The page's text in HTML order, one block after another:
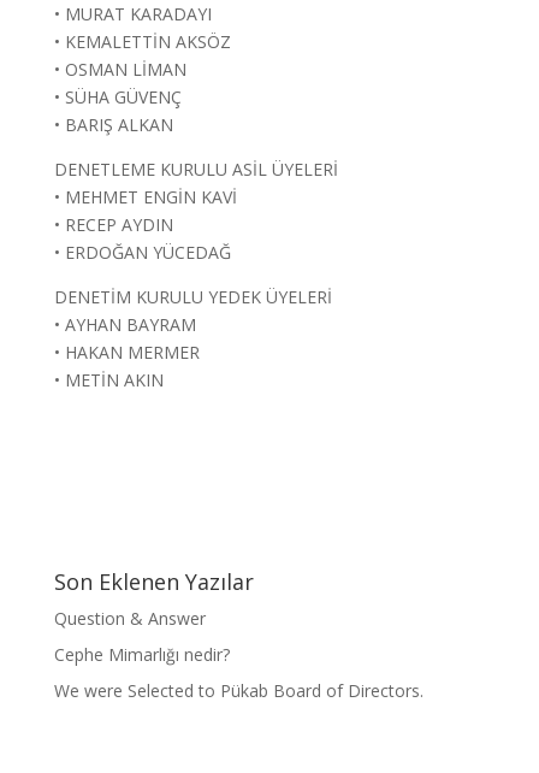
• MURAT KARADAYI
• KEMALETTİN AKSÖZ
• OSMAN LİMAN
• SÜHA GÜVENÇ
• BARIŞ ALKAN
DENETLEME KURULU ASİL ÜYELERİ
• MEHMET ENGİN KAVİ
• RECEP AYDIN
• ERDOĞAN YÜCEDAĞ
DENETİM KURULU YEDEK ÜYELERİ
• AYHAN BAYRAM
• HAKAN MERMER
• METİN AKIN
Son Eklenen Yazılar
Question & Answer
Cephe Mimarlığı nedir?
We were Selected to Pükab Board of Directors.